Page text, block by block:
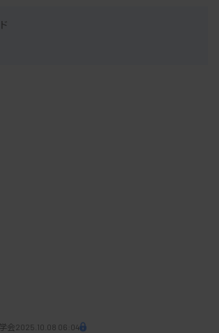
れぞれが自己紹介した上で活動状況
告した。青年組織として関わってい
な活動を検討するに当たり、1都8
よる交流会の名称を検討する意向を
会2025.10.08 06:04